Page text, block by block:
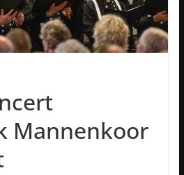
Mannenkoor